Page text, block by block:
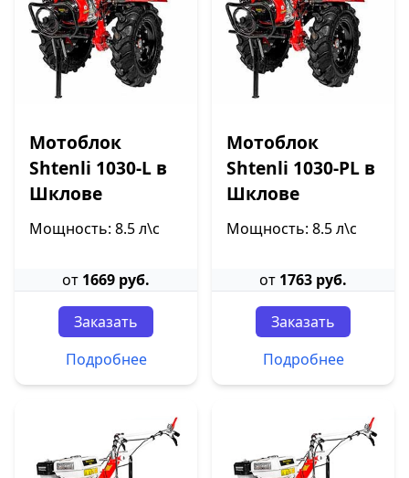
Мотоблок
Shtenli 1030-L в
Шклове
Мощность: 8.5 л\с
от 1669 руб.
Заказать
Подробнее
Мотоблок
Shtenli 1030-PL в
Шклове
Мощность: 8.5 л\с
от 1763 руб.
Заказать
Подробнее